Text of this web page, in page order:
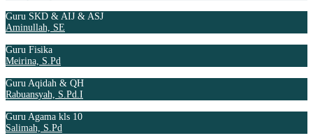
Guru SKD & AIJ & ASJ
Aminullah, SE
Guru Fisika
Meirina, S.Pd
Guru Aqidah & QH
Rabuansyah, S.Pd.I
Guru Agama kls 10
Salimah, S.Pd